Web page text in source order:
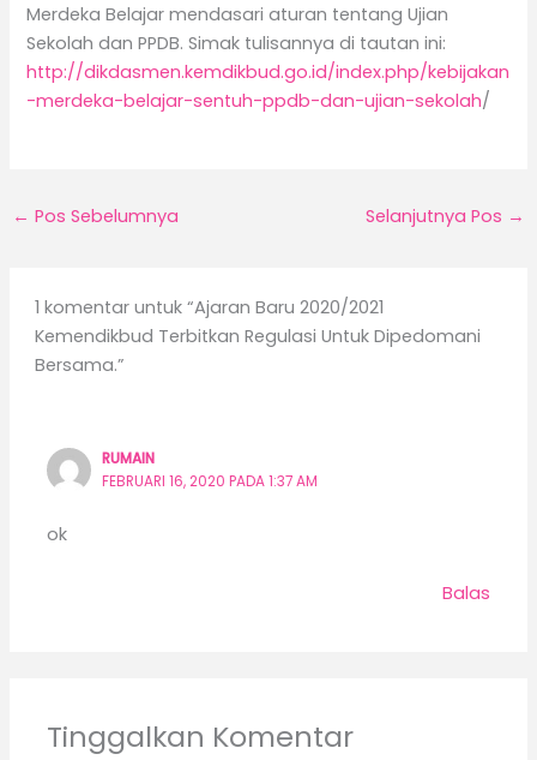
Merdeka Belajar mendasari aturan tentang Ujian
Sekolah dan PPDB. Simak tulisannya di tautan ini:
http://dikdasmen.kemdikbud.go.id/index.php/kebijakan
-merdeka-belajar-sentuh-ppdb-dan-ujian-sekolah/
← Pos Sebelumnya Selanjutnya Pos →
1 komentar untuk “Ajaran Baru 2020/2021
Kemendikbud Terbitkan Regulasi Untuk Dipedomani
Bersama.”
RUMAIN
FEBRUARI 16, 2020 PADA 1:37 AM
ok
Balas
Tinggalkan Komentar